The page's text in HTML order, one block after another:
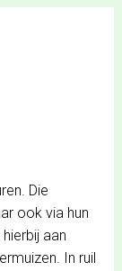
Die
ook via hun
aan
In ruil